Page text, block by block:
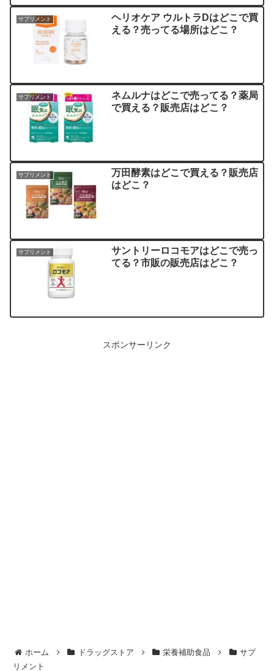
サプリメント
ヘリオケア ウルトラDはどこで買
える？売ってる場所はどこ？
サプリメント
ネムルナはどこで売ってる？薬局
で買える？販売店はどこ？
サプリメント
万田酵素はどこで買える？販売店
はどこ？
サプリメント
サントリーロコモアはどこで売っ
てる？市販の販売店はどこ？
スポンサーリンク
ホーム ドラッグストア 栄養補助食品
サプ
リメント